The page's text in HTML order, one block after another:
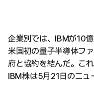
企業別では、IBMが10億
米国初の量子半導体フ
府と協約を結んだ。これ
IBM株は5月21日のニュ